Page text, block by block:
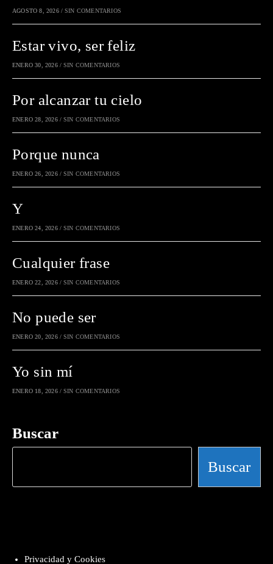
AGOSTO 8, 2026 / SIN COMENTARIOS
Estar vivo, ser feliz
ENERO 30, 2026 / SIN COMENTARIOS
Por alcanzar tu cielo
ENERO 28, 2026 / SIN COMENTARIOS
Porque nunca
ENERO 26, 2026 / SIN COMENTARIOS
Y
ENERO 24, 2026 / SIN COMENTARIOS
Cualquier frase
ENERO 22, 2026 / SIN COMENTARIOS
No puede ser
ENERO 20, 2026 / SIN COMENTARIOS
Yo sin mí
ENERO 18, 2026 / SIN COMENTARIOS
Buscar
Buscar
Privacidad y Cookies